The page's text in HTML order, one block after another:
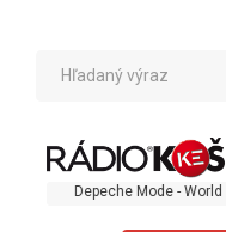
Depeche Mode - World in My